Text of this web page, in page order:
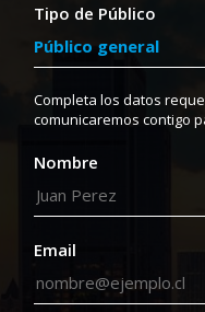
Tipo de Público
Completa los datos
comunicaremos contigo
Nombre
Email